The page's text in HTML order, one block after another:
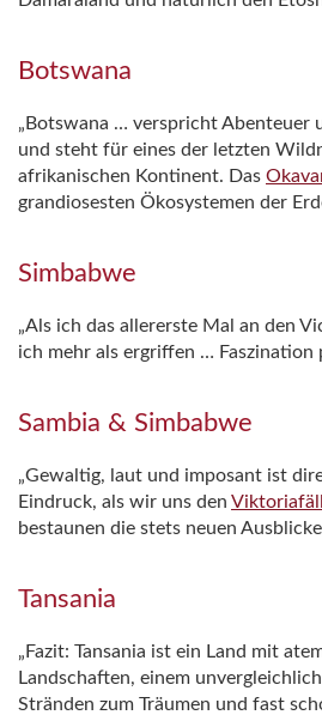
Botswana
„Botswana … verspricht Abenteuer
und steht für eines der letzten
afrikanischen Kontinent. Das
grandiosesten Ökosystemen der
Simbabwe
„Als ich das allererste Mal an den
ich mehr als ergriffen … Faszination
Sambia & Simbabwe
„Gewaltig, laut und imposant ist
Eindruck, als wir uns den
bestaunen die stets neuen
Tansania
„Fazit: Tansania ist ein Land mit
Landschaften, einem
Stränden zum Träumen und fast